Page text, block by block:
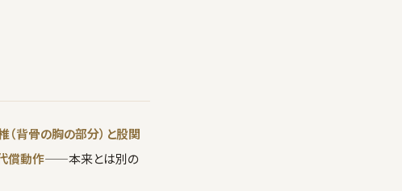
（背骨の胸の部分）と股関
償動作——本来とは別の